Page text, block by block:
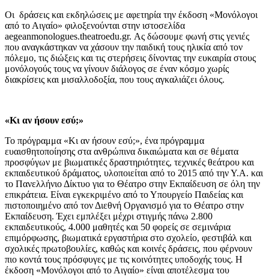
Οι δράσεις και εκδηλώσεις με αφετηρία την έκδοση «Μονόλογοι
από το Αιγαίο» φιλοξενούνται στην ιστοσελίδα
aegeanmonologues.theatroedu.gr. Ας δώσουμε φωνή στις γενιές
που αναγκάστηκαν να χάσουν την παιδική τους ηλικία από τον
πόλεμο, τις διώξεις και τις στερήσεις δίνοντας την ευκαιρία στους
μονόλογούς τους να γίνουν διάλογος σε έναν κόσμο χωρίς
διακρίσεις και μισαλλοδοξία, που τους αγκαλιάζει όλους.
«Κι αν ήσουν εσύ;»
Το πρόγραμμα «Κι αν ήσουν εσύ;», ένα πρόγραμμα
ευαισθητοποίησης στα ανθρώπινα δικαιώματα και σε θέματα
προσφύγων με βιωματικές δραστηριότητες, τεχνικές θεάτρου και
εκπαιδευτικού δράματος, υλοποιείται από το 2015 από την Υ.Α. και
το Πανελλήνιο Δίκτυο για το Θέατρο στην Εκπαίδευση σε όλη την
επικράτεια. Είναι εγκεκριμένο από το Υπουργείο Παιδείας και
πιστοποιημένο από τον Διεθνή Οργανισμό για το Θέατρο στην
Εκπαίδευση. Έχει εμπλέξει μέχρι στιγμής πάνω 2.800
εκπαιδευτικούς, 4.000 μαθητές και 50 φορείς σε σεμινάρια
επιμόρφωσης, βιωματικά εργαστήρια στο σχολείο, φεστιβάλ και
σχολικές πρωτοβουλίες, καθώς και κοινές δράσεις, που φέρνουν
πιο κοντά τους πρόσφυγες με τις κοινότητες υποδοχής τους. Η
έκδοση «Μονόλογοι από το Αιγαίο» είναι αποτέλεσμα του